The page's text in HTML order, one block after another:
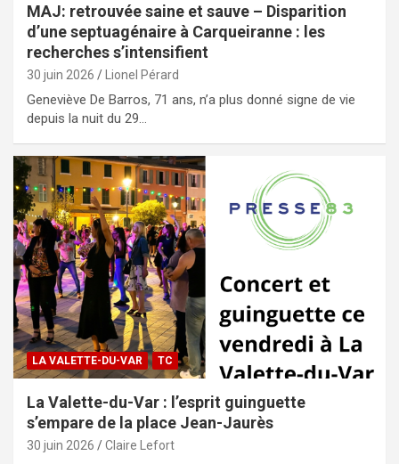
MAJ: retrouvée saine et sauve – Disparition
d’une septuagénaire à Carqueiranne : les
recherches s’intensifient
30 juin 2026 Lionel Pérard
Geneviève De Barros, 71 ans, n’a plus donné signe de vie
depuis la nuit du 29…
LA VALETTE-DU-VAR TC
La Valette-du-Var : l’esprit guinguette
s’empare de la place Jean-Jaurès
30 juin 2026 Claire Lefort